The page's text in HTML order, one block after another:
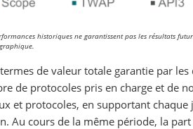
historiques ne garantissent pas les résultats
de valeur totale garantie par
de protocoles pris en charge et de
et protocoles, en supportant
Au cours de la même période, la